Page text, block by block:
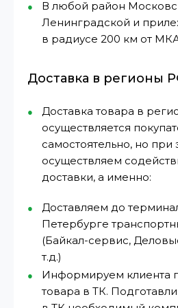
В любой район
Ленинградской и
в радиусе 200 км от
Доставка в регионы
Доставка товара в
осуществляется
самостоятельно, но при
осуществляем
доставки, а именно:
Доставляем до
Петербурге
(Байкал-сервис,
т.д.)
Информируем клиента
товара в ТК.